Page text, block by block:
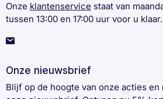
Onze klantenservice staat van
tussen 13:00 en 17:00 uur voor u klaar.
Onze nieuwsbrief
Blijf op de hoogte van onze acties en